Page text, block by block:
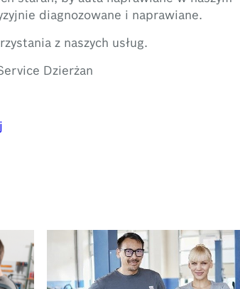
diagnozowane i naprawiane.
z naszych usług.
Dzierżan